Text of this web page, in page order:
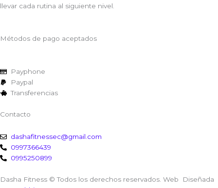
llevar cada rutina al siguiente nivel.
Métodos de pago aceptados
Payphone
Paypal
Transferencias
Contacto
dashafitnessec@gmail.com
0997366439
0995250899
Dasha Fitness © Todos los derechos reservados. Web Diseñada